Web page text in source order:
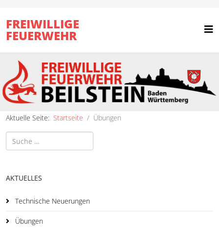
FREIWILLIGE
FEUERWEHR
Aktuelle Seite: Startseite Übungen
Suchen
AKTUELLES
Technische Neuerungen
Übungen